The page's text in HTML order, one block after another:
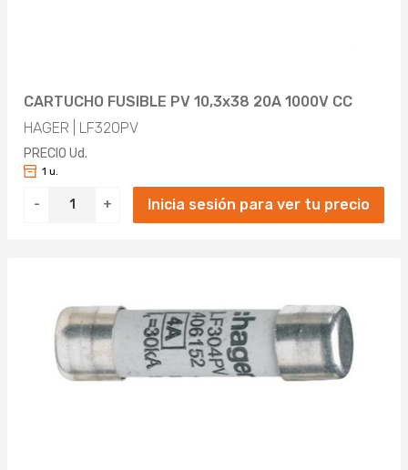
CARTUCHO FUSIBLE PV 10,3x38 20A 1000V CC
HAGER | LF320PV
PRECIO Ud.
- +
1 u.
Inicia sesión para ver tu precio